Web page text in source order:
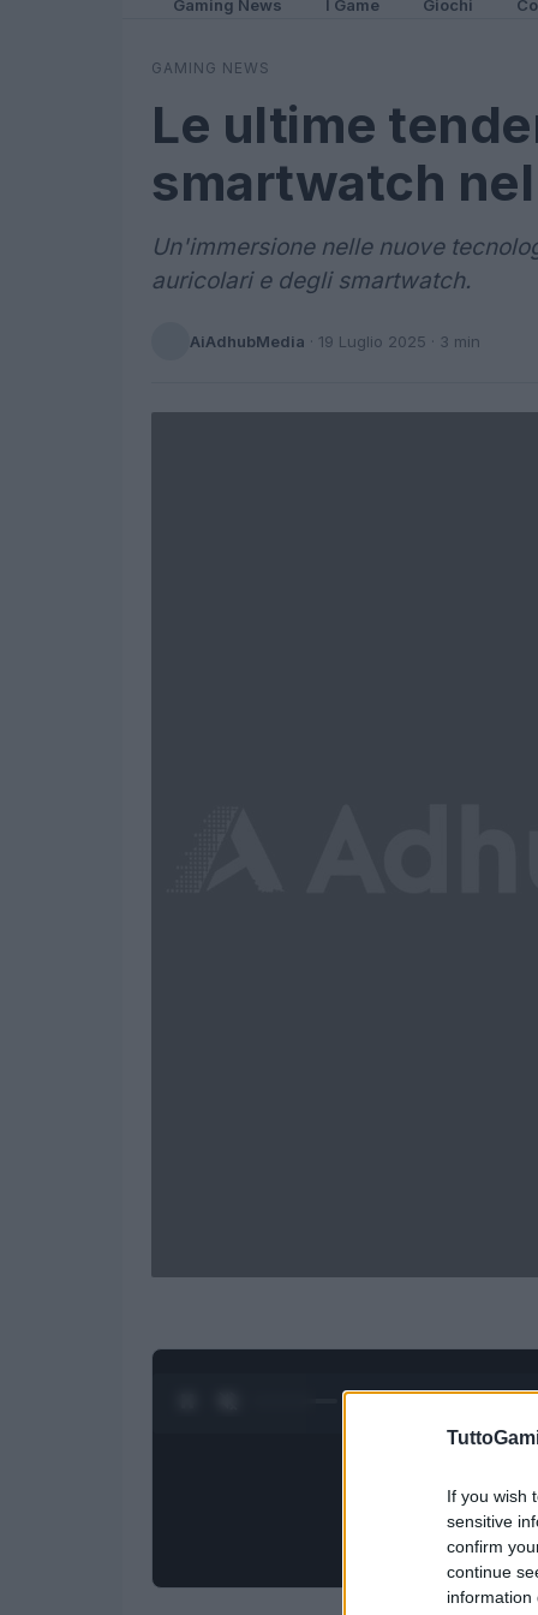
If you wish
sensitive
confirm
continue
information
Gaming News I Game Giochi
GAMING NEWS
Le ultime
smartwatch
Un'immersione nelle nuove
auricolari e degli smartwatch.
AiAdhubMedia · 19 Luglio 2025 · 3 min